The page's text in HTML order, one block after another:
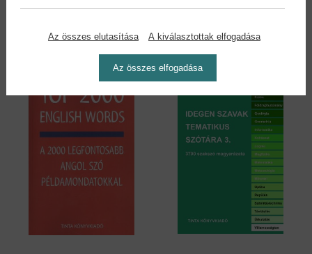
14,90 € 11,90 €
Az összes elutasítása A kiválasztottak elfogadása
Az összes elfogadása